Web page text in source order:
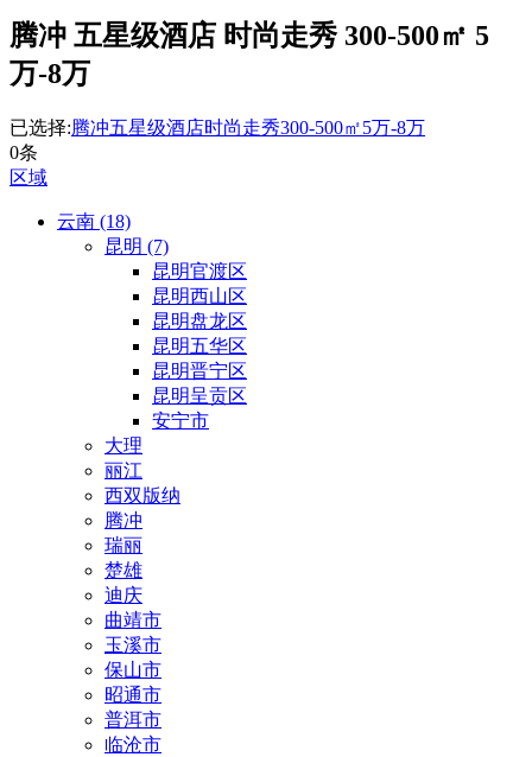
腾冲 五星级酒店 时尚走秀 300-500㎡ 5
万-8万
已选择:腾冲五星级酒店时尚走秀300-500㎡5万-8万
0条
区域
云南 (18)
昆明 (7)
昆明官渡区
昆明西山区
昆明盘龙区
昆明五华区
昆明晋宁区
昆明呈贡区
安宁市
大理
丽江
西双版纳
腾冲
瑞丽
楚雄
迪庆
曲靖市
玉溪市
保山市
昭通市
普洱市
临沧市